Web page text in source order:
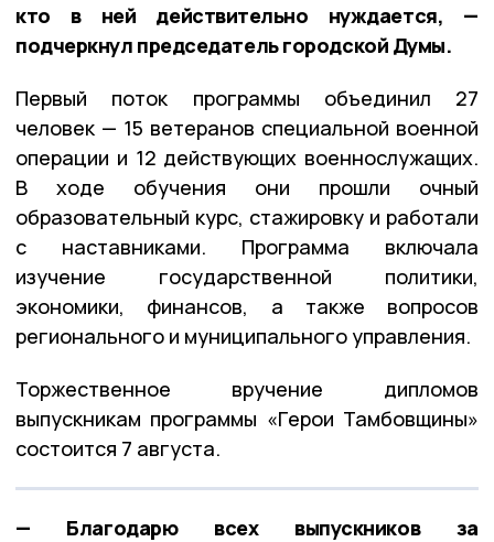
кто в ней действительно нуждается, —
подчеркнул председатель городской Думы.
Первый поток программы объединил 27
человек — 15 ветеранов специальной военной
операции и 12 действующих военнослужащих.
В ходе обучения они прошли очный
образовательный курс, стажировку и работали
с наставниками. Программа включала
изучение государственной политики,
экономики, финансов, а также вопросов
регионального и муниципального управления.
Торжественное вручение дипломов
выпускникам программы «Герои Тамбовщины»
состоится 7 августа.
— Благодарю всех выпускников за